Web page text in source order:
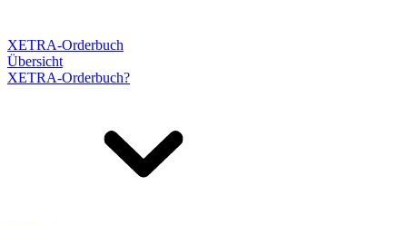
XETRA-Orderbuch
Übersicht
XETRA-Orderbuch?